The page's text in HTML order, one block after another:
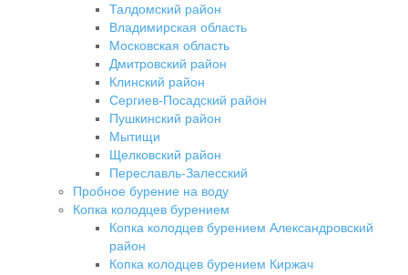
Талдомский район
Владимирская область
Московская область
Дмитровский район
Клинский район
Сергиев-Посадский район
Пушкинский район
Мытищи
Щелковский район
Переславль-Залесский
Пробное бурение на воду
Копка колодцев бурением
Копка колодцев бурением Александровский
район
Копка колодцев бурением Киржач